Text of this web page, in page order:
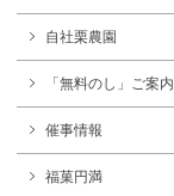
自社栗農園
「無料のし」ご案内
催事情報
福菓円満